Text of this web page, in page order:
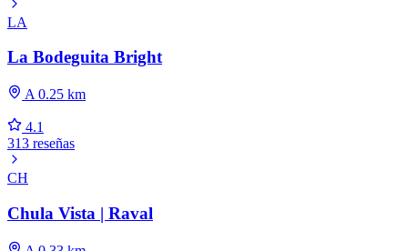
LA
La Bodeguita Bright
A 0.25 km
4.1
313 reseñas
CH
Chula Vista | Raval